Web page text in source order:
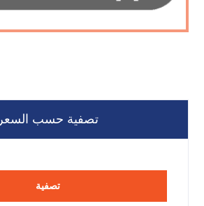
تصفية حسب السعر
تصفية